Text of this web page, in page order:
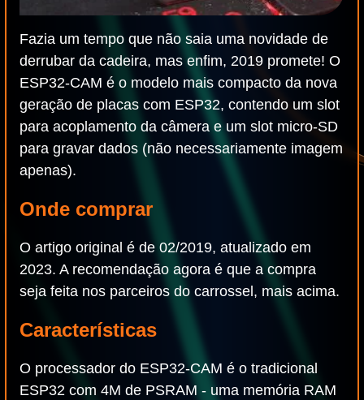
Fazia um tempo que não saia uma novidade de
derrubar da cadeira, mas enfim, 2019 promete! O
ESP32-CAM é o modelo mais compacto da nova
geração de placas com ESP32, contendo um slot
para acoplamento da câmera e um slot micro-SD
para gravar dados (não necessariamente imagem
apenas).
Onde comprar
O artigo original é de 02/2019, atualizado em
2023. A recomendação agora é que a compra
seja feita nos parceiros do carrossel, mais acima.
Características
O processador do ESP32-CAM é o tradicional
ESP32 com 4M de PSRAM - uma memória RAM